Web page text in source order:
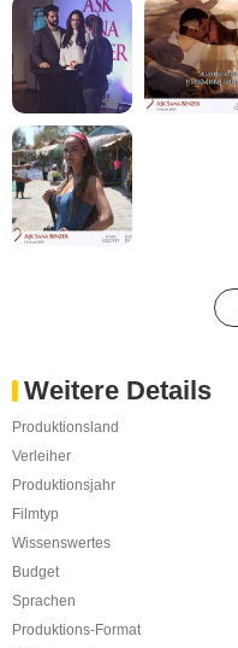
Weitere Details
Produktionsland
Verleiher
Produktionsjahr
Filmtyp
Wissenswertes
Budget
Sprachen
Produktions-Format